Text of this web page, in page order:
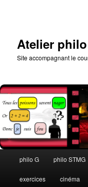
Atelier philo
Site accompagnant le
principal
philo G philo STMG
exercices cinéma